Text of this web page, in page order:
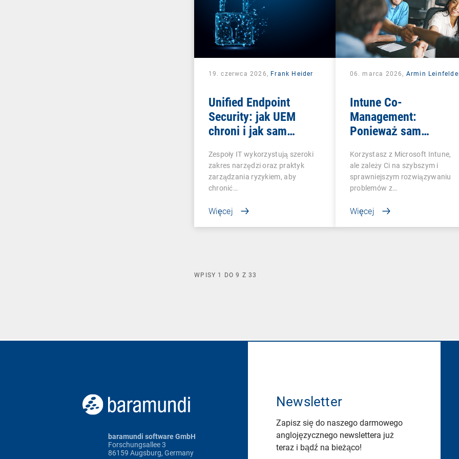
19. czerwca 2026, Frank Heider
Unified Endpoint
Security: jak UEM
chroni i jak sam
Zespoły IT wykorzystują szeroki
zakres narzędzi oraz praktyk
zarządzania ryzykiem, aby
chronić…
Więcej
06. marca 2026, Armin
Intune Co-
Management:
Ponieważ sam
mało
Korzystasz z Microsoft Intune,
ale zależy Ci na szybszym i
sprawniejszym rozwiązywaniu
problemów z…
Więcej
WPISY 1 DO9 Z33
baramundi software GmbH
Forschungsallee 3
86159 Augsburg, Germany
Newsletter
Zapisz się do naszego darmowego
anglojęzycznego newslettera już
teraz i bądź na bieżąco!